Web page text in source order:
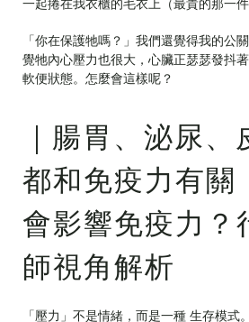
「你在保護牠嗎？」我們還覺得我的公
覺牠內心壓力也很大，心臟正瑟瑟發抖
軟便狀態。怎麼會這樣呢？
｜腸胃、泌尿、
都和免疫力有關
會影響免疫力？
師視角解析
「壓力」不是情緒，而是一種 生存模式